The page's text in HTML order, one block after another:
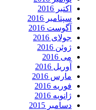
اکتبر 2016
سپتامبر 2016
آگوست 2016
جولای 2016
ژوئن 2016
می 2016
آوریل 2016
مارس 2016
فوریه 2016
ژانویه 2016
دسامبر 2015